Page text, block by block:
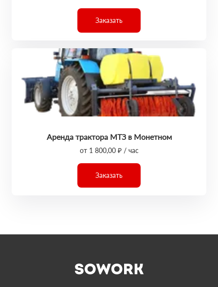
Заказать
Аренда трактора МТЗ в Монетном
от 1 800,00 ₽ / час
Заказать